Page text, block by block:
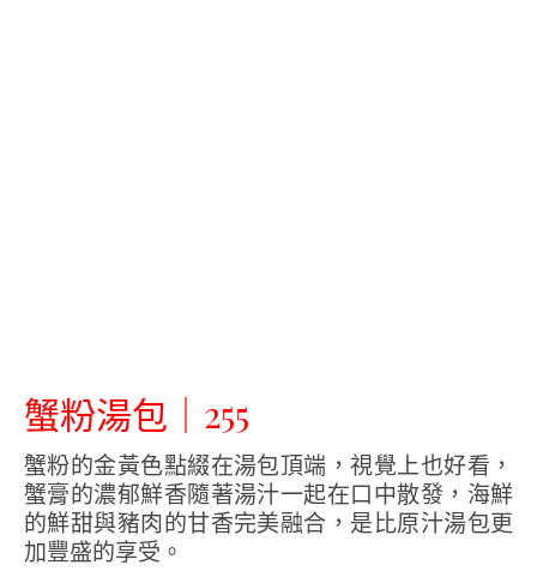
蟹粉湯包｜255
蟹粉的金黃色點綴在湯包頂端，視覺上也好看，
蟹膏的濃郁鮮香隨著湯汁一起在口中散發，海鮮
的鮮甜與豬肉的甘香完美融合，是比原汁湯包更
加豐盛的享受。